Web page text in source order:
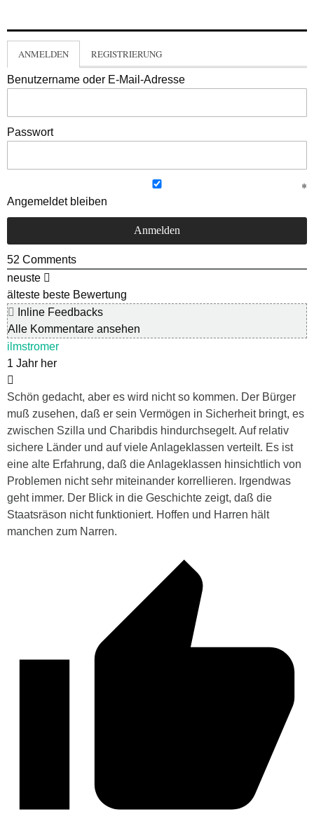
ANMELDEN REGISTRIERUNG
Benutzername oder E-Mail-Adresse
Passwort
Angemeldet bleiben
52 Comments
neuste
älteste beste Bewertung
Inline Feedbacks
Alle Kommentare ansehen
ilmstromer
1 Jahr her
Schön gedacht, aber es wird nicht so kommen. Der Bürger
muß zusehen, daß er sein Vermögen in Sicherheit bringt, es
zwischen Szilla und Charibdis hindurchsegelt. Auf relativ
sichere Länder und auf viele Anlageklassen verteilt. Es ist
eine alte Erfahrung, daß die Anlageklassen hinsichtlich von
Problemen nicht sehr miteinander korrellieren. Irgendwas
geht immer. Der Blick in die Geschichte zeigt, daß die
Staatsräson nicht funktioniert. Hoffen und Harren hält
manchen zum Narren.